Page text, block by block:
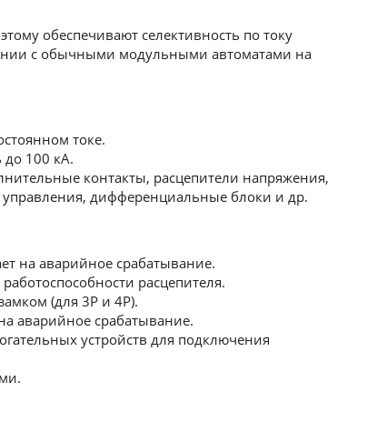
обеспечивают селективность по току
с обычными модульными автоматами на
токе.
100 кА.
контакты, расцепители напряжения,
дифференциальные блоки и др.
на аварийное срабатывание.
расцепителя.
(для 3Р и 4Р).
аварийное срабатывание.
устройств для подключения